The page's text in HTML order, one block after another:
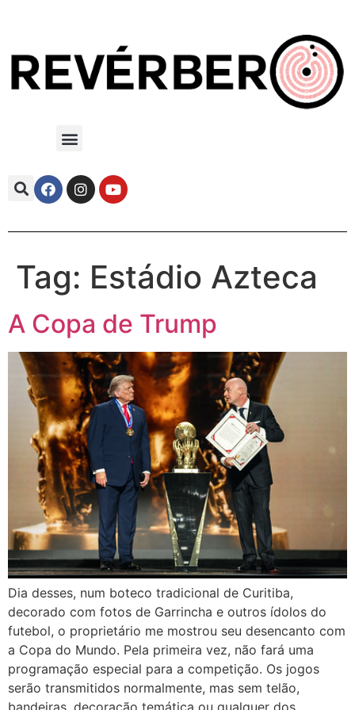
Tag: Estádio Azteca
A Copa de Trump
Dia desses, num boteco tradicional de Curitiba,
decorado com fotos de Garrincha e outros ídolos do
futebol, o proprietário me mostrou seu desencanto com
a Copa do Mundo. Pela primeira vez, não fará uma
programação especial para a competição. Os jogos
serão transmitidos normalmente, mas sem telão,
bandeiras, decoração temática ou qualquer dos